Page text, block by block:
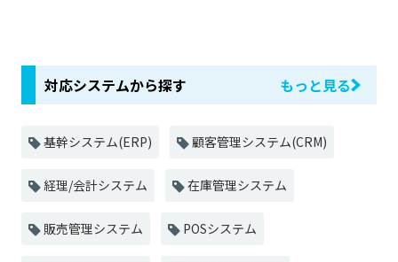
対応システムから探す もっと見る
基幹システム(ERP) 顧客管理システム(CRM)
経理/会計システム 在庫管理システム
販売管理システム POSシステム